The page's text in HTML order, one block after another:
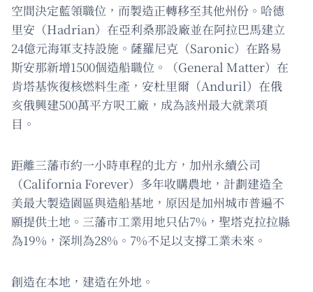
空間決定藍領職位，而製造正轉移至其他州份。哈德
里安（Hadrian）在亞利桑那設廠並在阿拉巴馬建立
24億元海軍支持設施。薩羅尼克（Saronic）在路易
斯安那新增1500個造船職位。（General Matter）在
肯塔基恢復核燃料生產，安杜里爾（Anduril）在俄
亥俄興建500萬平方呎工廠，成為該州最大就業項
目。
距離三藩市約一小時車程的北方，加州永續公司
（California Forever）多年收購農地，計劃建造全
美最大製造園區與造船基地，原因是加州城市普遍不
願提供土地。三藩市工業用地只佔7%，聖塔克拉拉縣
為19%，深圳為28%。7%不足以支撐工業未來。
創造在本地，建造在外地。